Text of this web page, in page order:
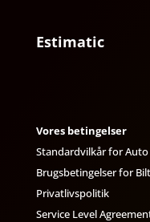
Estimatic
Vores betingelser
Standardvilkår for Auto
Brugsbetingelser for
Privatlivspolitik
Service Level